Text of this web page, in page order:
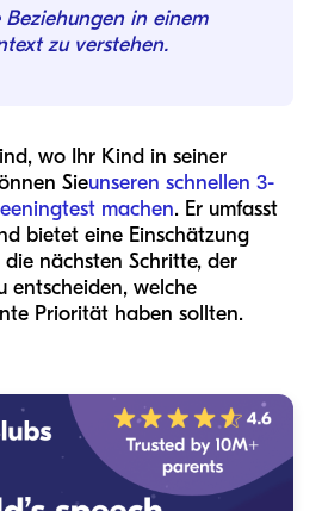
in einem
zu verstehen.
wo Ihr Kind in seiner
Sieunseren schnellen 3-
machen. Er umfasst
bietet eine Einschätzung
nächsten Schritte, der
entscheiden, welche
Priorität haben sollten.